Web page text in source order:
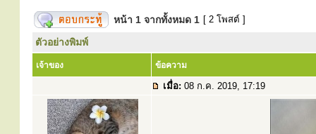
หน้า 1 จากทั้งหมด 1 [ 2 โพสต์ ]
ตัวอย่างพิมพ์
เจ้าของ ข้อความ
เมื่อ: 08 ก.ค. 2019, 17:19